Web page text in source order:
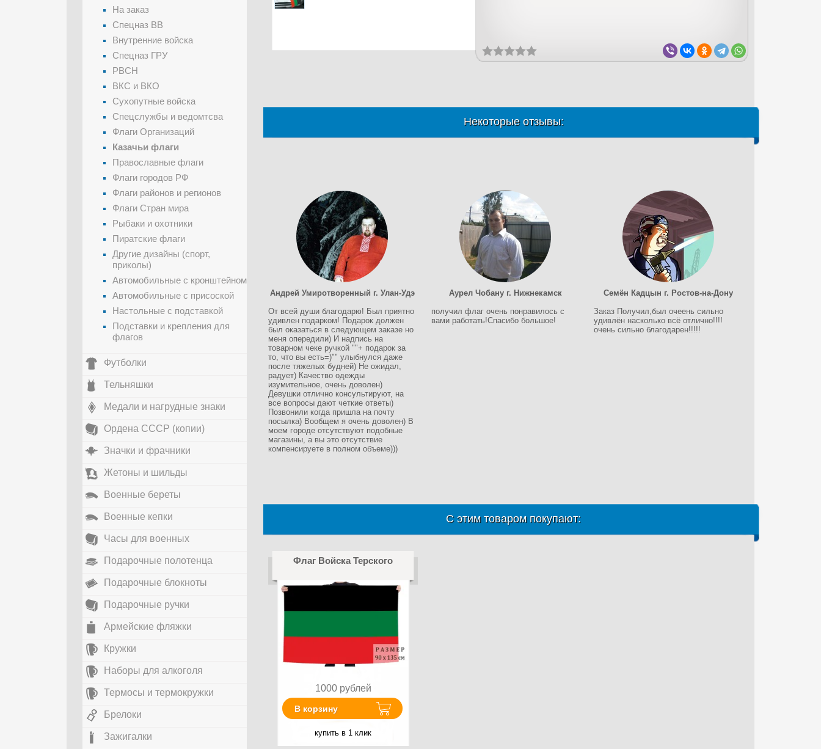
Некоторые отзывы:
Андрей Умиротворенный г. Улан-Удэ
От всей души благодарю! Был приятно
удивлен подарком! Подарок должен
был оказаться в следующем заказе но
меня опередили) И надпись на
товарном чеке ручкой ""+ подарок за
то, что вы есть=)"" улыбнулся даже
после тяжелых будней) Не ожидал,
радует) Качество одежды
изумительное, очень доволен)
Девушки отлично консультируют, на
все вопросы дают четкие ответы)
Позвонили когда пришла на почту
посылка) Вообщем я очень доволен) В
моем городе отсутствуют подобные
магазины, а вы это отсутствие
компенсируете в полном объеме)))
Аурел Чобану г. Нижнекамск
получил флаг очень понравилось с
вами работать!Спасибо большое!
Семён Кадцын г. Ростов-на-Дону
Заказ Получил,был очеень сильно
удивлён насколько всё отлично!!!!
очень сильно благодарен!!!!!
С этим товаром покупают:
Флаг Войска Терского
1000 рублей
В корзину
купить в 1 клик
На заказ
Спецназ ВВ
Внутренние войска
Спецназ ГРУ
РВСН
ВКС и ВКО
Сухопутные войска
Спецслужбы и ведомтсва
Флаги Организаций
Казачьи флаги
Православные флаги
Флаги городов РФ
Флаги районов и регионов
Флаги Стран мира
Рыбаки и охотники
Пиратские флаги
Другие дизайны (спорт,
приколы)
Автомобильные с кронштейном
Автомобильные с присоской
Настольные с подставкой
Подставки и крепления для
флагов
Футболки
Тельняшки
Медали и нагрудные знаки
Ордена СССР (копии)
Значки и фрачники
Жетоны и шильды
Военные береты
Военные кепки
Часы для военных
Подарочные полотенца
Подарочные блокноты
Подарочные ручки
Армейские фляжки
Кружки
Наборы для алкоголя
Термосы и термокружки
Брелоки
Зажигалки